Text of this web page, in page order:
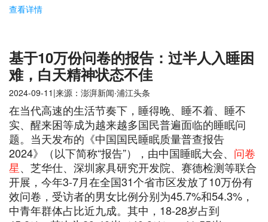
查看详情
基于10万份问卷的报告：过半人入睡困
难，白天精神状态不佳
2024-09-11|来源：澎湃新闻∙浦江头条
在当代高速的生活节奏下，睡得晚、睡不着、睡不
实、醒来困等成为越来越多国民普遍面临的睡眠问
题。当天发布的《中国国民睡眠质量普查报告
2024》（以下简称“报告”），由中国睡眠大会、 问卷
星、芝华仕、深圳家具研究开发院、赛德检测等联合
开展，今年3-7月在全国31个省市区发放了10万份有
效问卷，受访者的男女比例分别为45.7%和54.3%，
中青年群体占比近九成。其中，18-28岁占到